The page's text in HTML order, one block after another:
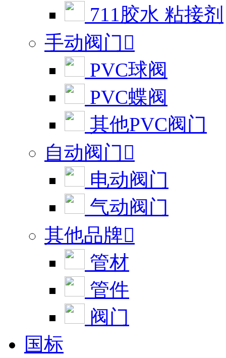
711胶水 粘接剂
手动阀门
PVC球阀
PVC蝶阀
其他PVC阀门
自动阀门
电动阀门
气动阀门
其他品牌
管材
管件
阀门
国标